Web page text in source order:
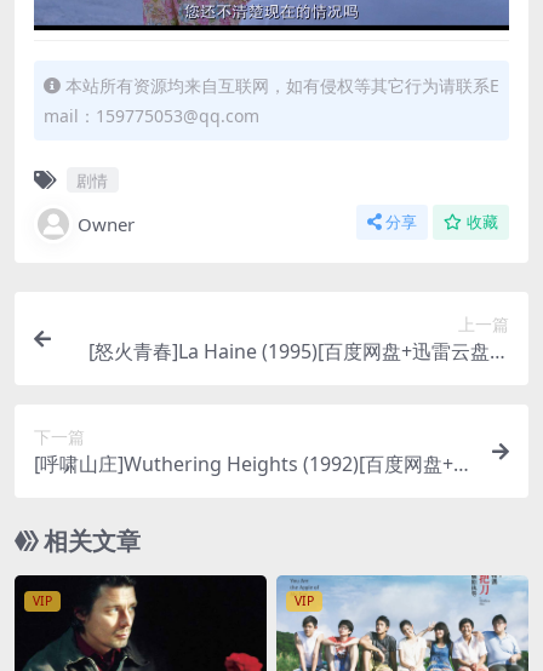
本站所有资源均来自互联网，如有侵权等其它行为请联系E
mail：159775053@qq.com
剧情
Owner 分享 收藏
上一篇
[怒火青春]La Haine (1995)[百度网盘+迅雷云盘资
下一篇
[呼啸山庄]Wuthering Heights (1992)[百度网盘+迅
幕]
相关文章
VIP VIP